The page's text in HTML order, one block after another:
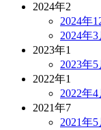
2024年2
2024年
2024年3
2023年1
2023年5
2022年1
2022年4
2021年7
2021年5